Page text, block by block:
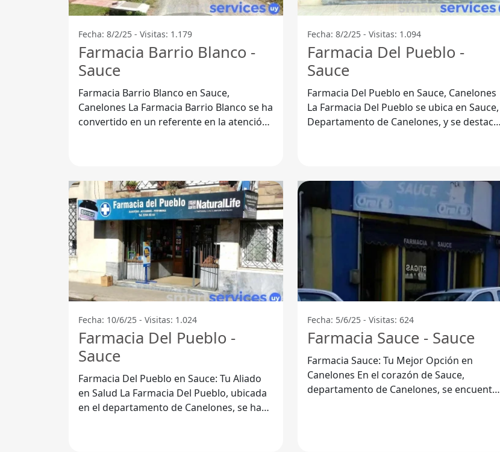
Fecha: 8/2/25 - Visitas: 1.179
Farmacia Barrio Blanco -
Sauce
Farmacia Barrio Blanco en Sauce,
Canelones La Farmacia Barrio Blanco se ha
convertido en un referente en la atención
Fecha: 8/2/25 - Visitas: 1.094
Farmacia Del Pueblo -
Sauce
Farmacia Del Pueblo en Sauce, Canelones
La Farmacia Del Pueblo se ubica en Sauce,
Departamento de Canelones, y se destaca
Fecha: 10/6/25 - Visitas: 1.024
Farmacia Del Pueblo -
Sauce
Farmacia Del Pueblo en Sauce: Tu Aliado
en Salud La Farmacia Del Pueblo, ubicada
en el departamento de Canelones, se ha
Fecha: 5/6/25 - Visitas: 624
Farmacia Sauce - Sauce
Farmacia Sauce: Tu Mejor Opción en
Canelones En el corazón de Sauce,
departamento de Canelones, se encuentra